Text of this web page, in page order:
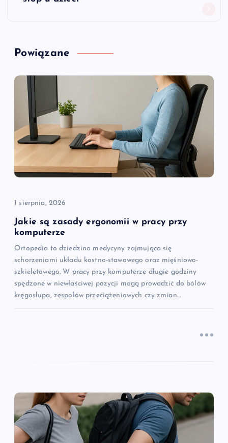
a
c
w
p
s
u
Powiązane
1 sierpnia, 2026
Jakie są zasady ergonomii w pracy przy
komputerze
Ortopedia to dziedzina medycyny zajmująca się
schorzeniami układu kostno-stawowego oraz mięśniowo-
szkieletowego. W pracy przy komputerze długie godziny
spędzone w niewłaściwej pozycji mogą prowadzić do bólów
kręgosłupa, zespołów przeciążeniowych czy zmian…